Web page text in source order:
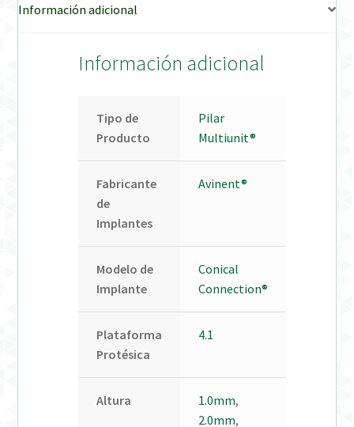
Información adicional
Información adicional
Tipo de
Producto
Pilar
Multiunit®
Fabricante
de
Implantes
Avinent®
Modelo de
Implante
Conical
Connection®
Plataforma
Protésica
4.1
Altura 1.0mm,
2.0mm,